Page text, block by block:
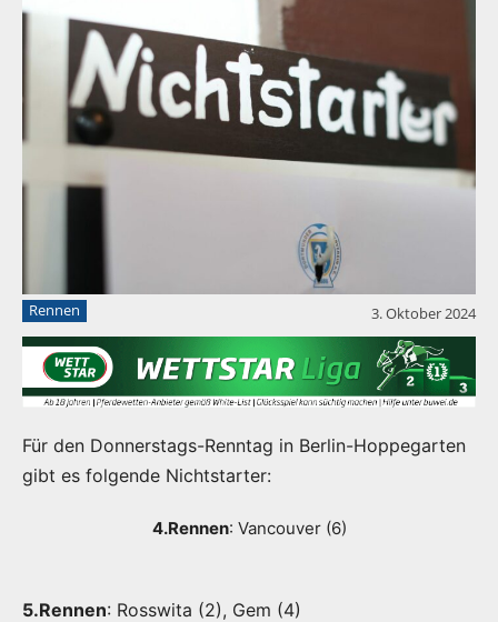
Rennen 3. Oktober 2024
Für den Donnerstags-Renntag in Berlin-Hoppegarten
gibt es folgende Nichtstarter:
4.Rennen: Vancouver (6)
5.Rennen: Rosswita (2), Gem (4)